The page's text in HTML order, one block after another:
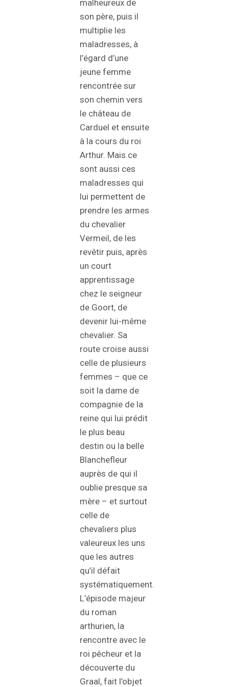
malheureux de
son père, puis il
multiplie les
maladresses, à
l’égard d’une
jeune femme
rencontrée sur
son chemin vers
le château de
Carduel et ensuite
à la cours du roi
Arthur. Mais ce
sont aussi ces
maladresses qui
lui permettent de
prendre les armes
du chevalier
Vermeil, de les
revêtir puis, après
un court
apprentissage
chez le seigneur
de Goort, de
devenir lui-même
chevalier. Sa
route croise aussi
celle de plusieurs
femmes – que ce
soit la dame de
compagnie de la
reine qui lui prédit
le plus beau
destin ou la belle
Blanchefleur
auprès de qui il
oublie presque sa
mère – et surtout
celle de
chevaliers plus
valeureux les uns
que les autres
qu’il défait
systématiquement.
L’épisode majeur
du roman
arthurien, la
rencontre avec le
roi pêcheur et la
découverte du
Graal, fait l’objet